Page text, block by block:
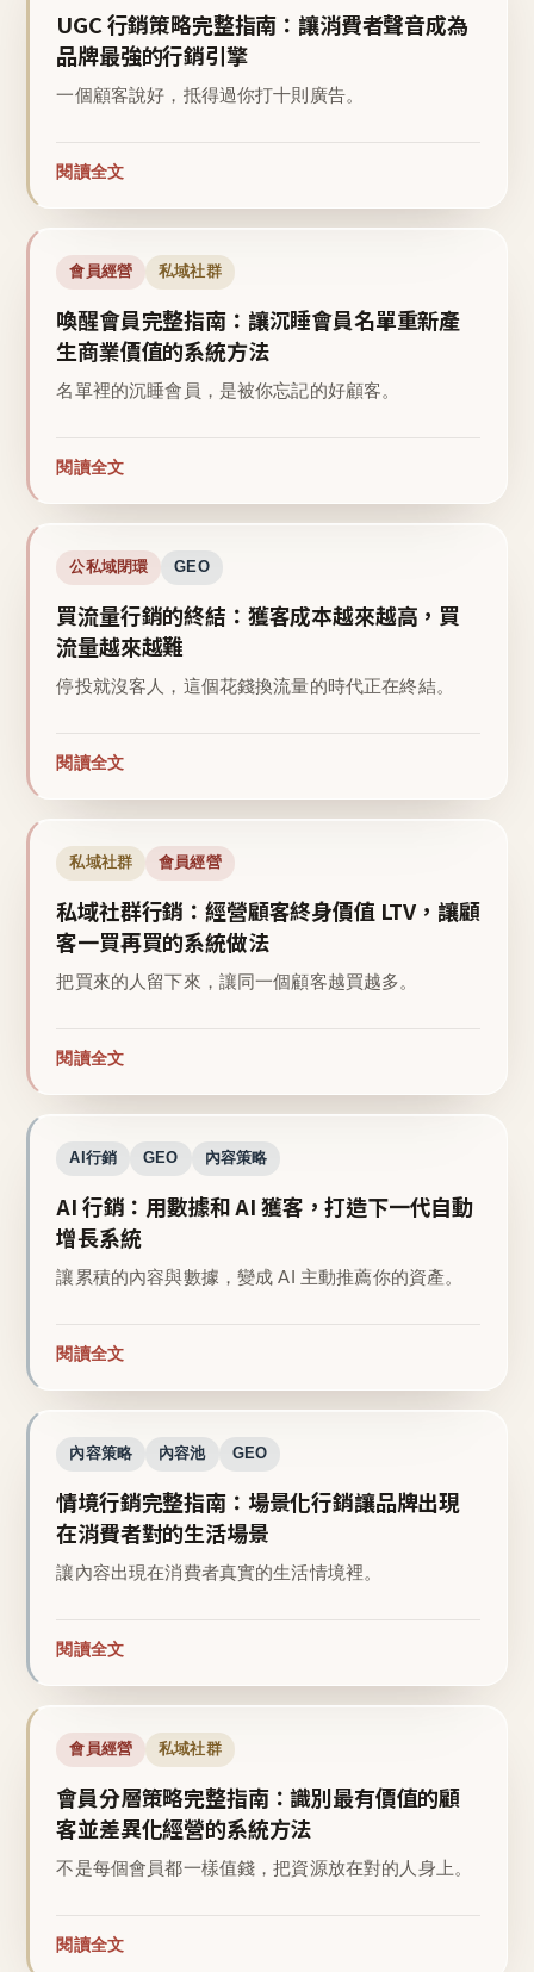
UGC 行銷策略完整指南：讓消費者聲音成為
品牌最強的行銷引擎
一個顧客說好，抵得過你打十則廣告。
閱讀全文
會員經營 私域社群
喚醒會員完整指南：讓沉睡會員名單重新產
生商業價值的系統方法
名單裡的沉睡會員，是被你忘記的好顧客。
閱讀全文
公私域閉環 GEO
買流量行銷的終結：獲客成本越來越高，買
流量越來越難
停投就沒客人，這個花錢換流量的時代正在終結。
閱讀全文
私域社群 會員經營
私域社群行銷：經營顧客終身價值 LTV，讓顧
客一買再買的系統做法
把買來的人留下來，讓同一個顧客越買越多。
閱讀全文
AI行銷 GEO 內容策略
AI 行銷：用數據和 AI 獲客，打造下一代自動
增長系統
讓累積的內容與數據，變成 AI 主動推薦你的資產。
閱讀全文
內容策略 內容池 GEO
情境行銷完整指南：場景化行銷讓品牌出現
在消費者對的生活場景
讓內容出現在消費者真實的生活情境裡。
閱讀全文
會員經營 私域社群
會員分層策略完整指南：識別最有價值的顧
客並差異化經營的系統方法
不是每個會員都一樣值錢，把資源放在對的人身上。
閱讀全文